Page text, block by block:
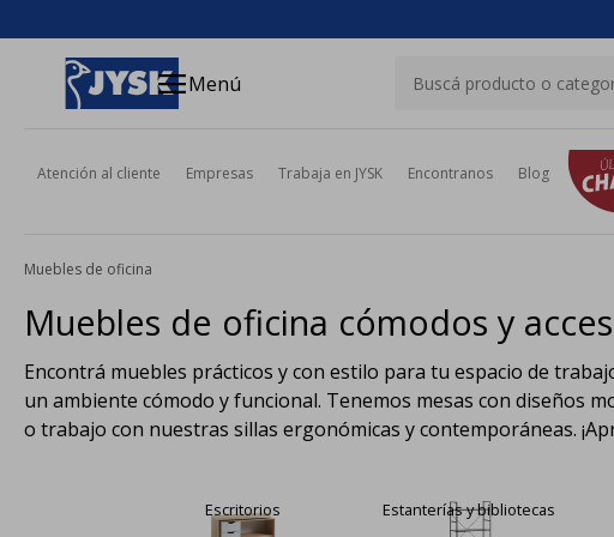
menuMenú
Atención al cliente Empresas Trabaja en JYSK Encontranos Blog
Muebles de oficina
Muebles de oficina cómodos y
Encontrá muebles prácticos y con estilo para tu espacio de
un ambiente cómodo y funcional. Tenemos mesas con diseños
o trabajo con nuestras sillas ergonómicas y contemporáneas.
Escritorios Estanterías y bibliotecas
close